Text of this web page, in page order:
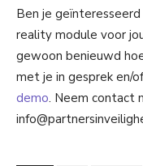
Ben je
reality module voor
gewoon benieuwd
met je in gesprek en/
demo. Neem contact